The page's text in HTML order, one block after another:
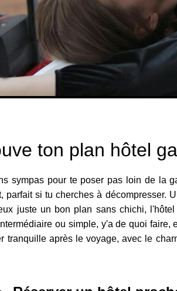
ton plan hôtel
sympas pour te poser pas loin de la
si tu cherches à décompresser.
juste un bon plan sans chichi,
ou simple, y'a de quoi
tranquille après le voyage, avec le